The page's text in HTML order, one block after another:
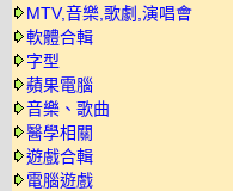
MTV,音樂,歌劇,演唱會
軟體合輯
字型
蘋果電腦
音樂、歌曲
醫學相關
遊戲合輯
電腦遊戲